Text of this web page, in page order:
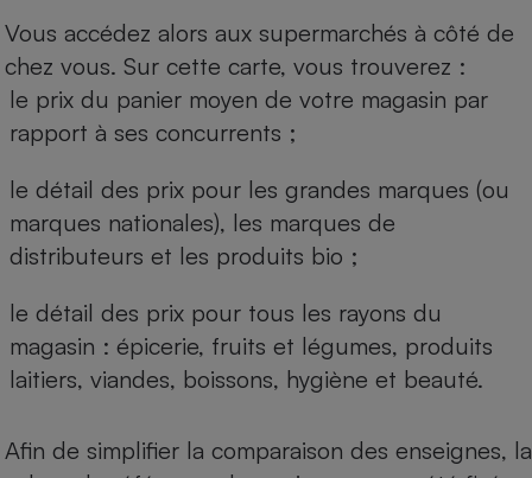
Vous accédez alors aux supermarchés à côté de
chez vous. Sur cette carte, vous trouverez :
le prix du panier moyen de votre magasin par
rapport à ses concurrents ;
le détail des prix pour les grandes marques (ou
marques nationales), les marques de
distributeurs et les produits bio ;
le détail des prix pour tous les rayons du
magasin : épicerie, fruits et légumes, produits
laitiers, viandes, boissons, hygiène et beauté.
Afin de simplifier la comparaison des enseignes, la